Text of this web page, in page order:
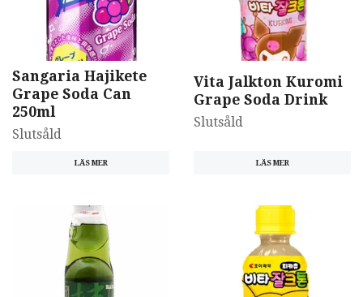
Sangaria Hajikete
Grape Soda Can
250ml
Slutsåld
LÄS MER
Vita Jalkton Kuromi
Grape Soda Drink
Slutsåld
LÄS MER